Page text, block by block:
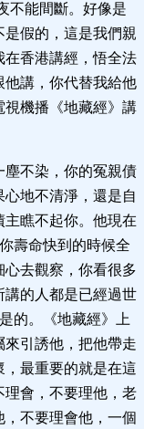
不能間斷。好像是
假的，這是我們親
在香港講經，悟全法
他講，你代替我給他
視機播《地藏經》講
塵不染，你的冤親債
地不清淨，還是自
瞧不起你。他現在
壽命快到的時候全
去觀察，你看很多
講的人都是已經過世
的。《地藏經》上
引誘他，把他帶走
最重要的就是在這
理會，不要理他，老
不要理會他，一個